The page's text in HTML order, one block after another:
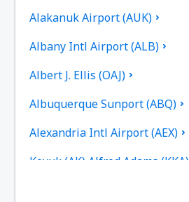
Alakanuk Airport (AUK)
Albany Intl Airport (ALB)
Albert J. Ellis (OAJ)
Albuquerque Sunport (ABQ)
Alexandria Intl Airport (AEX)
Koyuk (AK) Alfred Adams (KKA)